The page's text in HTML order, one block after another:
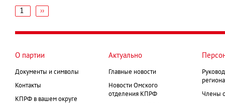
страниц
1
Следующая
››
О партии
Документы и символы
Контакты
КПРФ в вашем округе
Актуально
Главные новости
Новости Омского
отделения КПРФ
Члены